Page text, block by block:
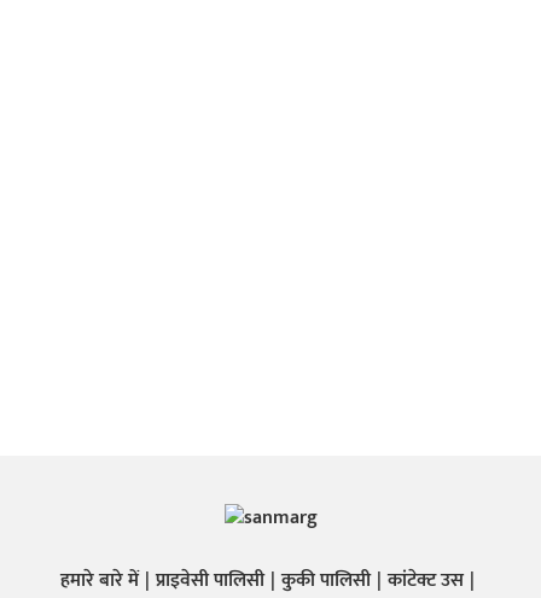
हमारे बारे में प्राइवेसी पालिसी कुकी पालिसी कांटेक्ट उस